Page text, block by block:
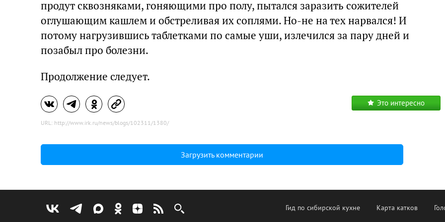
продут сквозняками, гоняющими про полу, пытался заразить сожителей
оглушающим кашлем и обстреливая их соплями. Но-не на тех нарвался! И
потому нагрузившись таблетками по самые уши, излечился за пару дней и
позабыл про болезни.
Продолжение следует.
Это интересно
URL: http://www.irk.ru/news/blogs/102311/1380/
Загрузить комментарии
Гид по сибирской кухне Карта катков